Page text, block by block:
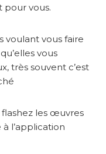
pour vous.
voulant vous faire
vous
très souvent c’est
flashez les œuvres
l’application